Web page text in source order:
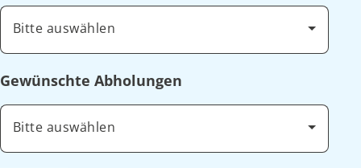
Bitte auswählen
Gewünschte Abholungen
Bitte auswählen